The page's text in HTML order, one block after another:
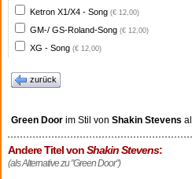
Ketron X1/X4 - Song (€ 12,00)
GM-/ GS-Roland-Song (€ 12,00)
XG - Song (€ 12,00)
zurück
Green Doorim Stil von Shakin Stevens
Andere Titel vonShakin Stevens:
(als Alternative zu "Green Door")